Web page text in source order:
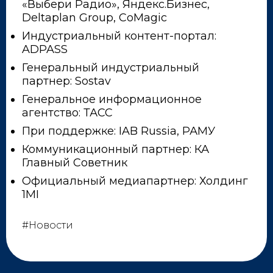
«Выбери Радио», Яндекс.Бизнес,
Deltaplan Group, CoMagic
Индустриальный контент-портал:
ADPASS
Генеральный индустриальный
партнер: Sostav
Генеральное информационное
агентство: ТАСС
При поддержке: IAB Russia, РАМУ
Коммуникационный партнер: КА
Главный Советник
Официальный медиапартнер: Холдинг
1MI
#Новости